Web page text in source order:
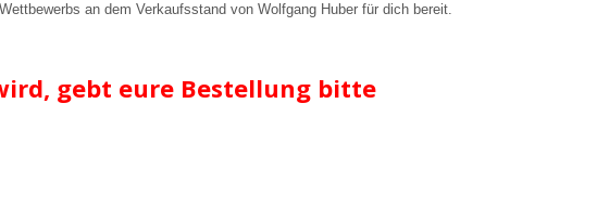
an dem Verkaufsstand von Wolfgang Huber für dich bereit.
gebt eure Bestellung bitte